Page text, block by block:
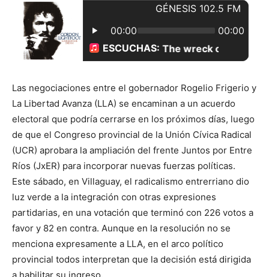
Las negociaciones entre el gobernador Rogelio Frigerio y
La Libertad Avanza (LLA) se encaminan a un acuerdo
electoral que podría cerrarse en los próximos días, luego
de que el Congreso provincial de la Unión Cívica Radical
(UCR) aprobara la ampliación del frente Juntos por Entre
Ríos (JxER) para incorporar nuevas fuerzas políticas.
Este sábado, en Villaguay, el radicalismo entrerriano dio
luz verde a la integración con otras expresiones
partidarias, en una votación que terminó con 226 votos a
favor y 82 en contra. Aunque en la resolución no se
menciona expresamente a LLA, en el arco político
provincial todos interpretan que la decisión está dirigida